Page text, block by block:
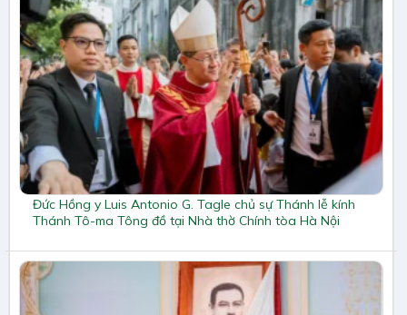
Đức Hồng y Luis Antonio G. Tagle chủ sự Thánh lễ kính
Thánh Tô-ma Tông đồ tại Nhà thờ Chính tòa Hà Nội